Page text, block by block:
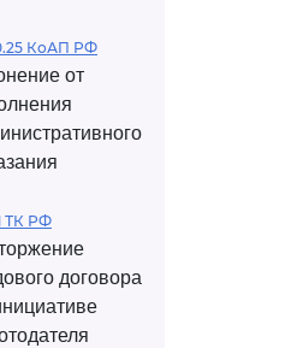
КоАП РФ
от
ТК РФ
договора